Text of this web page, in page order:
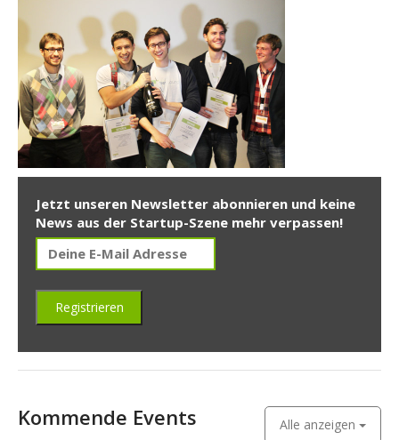
Jetzt unseren Newsletter abonnieren und keine
News aus der Startup-Szene mehr verpassen!
Kommende Events Alle anzeigen